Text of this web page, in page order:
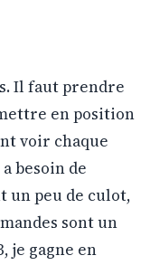
Il faut prendre
en position
voir chaque
besoin de
un peu de culot,
sont un
je gagne en